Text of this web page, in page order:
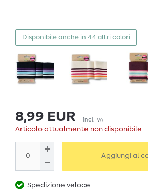
Disponibile anche in 44 altri colori
8,99 EUR incl. IVA
Articolo attualmente non disponibile
Aggiungi al
Spedizione veloce